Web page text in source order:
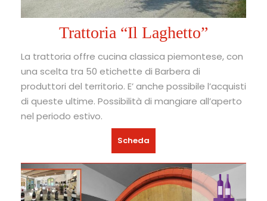
Trattoria “Il Laghetto”
La trattoria offre cucina classica piemontese, con
una scelta tra 50 etichette di Barbera di
produttori del territorio. E’ anche possibile l’acquisti
di queste ultime. Possibilità di mangiare all’aperto
nel periodo estivo.
Scheda